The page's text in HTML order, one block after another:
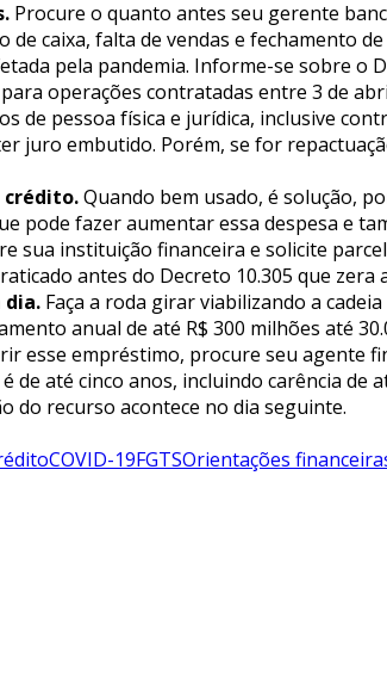
Procure o quanto antes seu gerente
de caixa, falta de vendas e fechamento
pela pandemia. Informe-se sobre o
operações contratadas entre 3 de
de pessoa física e jurídica, inclusive
juro embutido. Porém, se for
crédito.Quando bem usado, é solução,
pode fazer aumentar essa despesa e
sua instituição financeira e solicite
antes do Decreto 10.305 que zera
dia. Faça a roda girar viabilizando a
anual de até R$ 300 milhões até
esse empréstimo, procure seu agente
de até cinco anos, incluindo carência
do recurso acontece no dia seguinte.
COVID-19FGTSOrientações